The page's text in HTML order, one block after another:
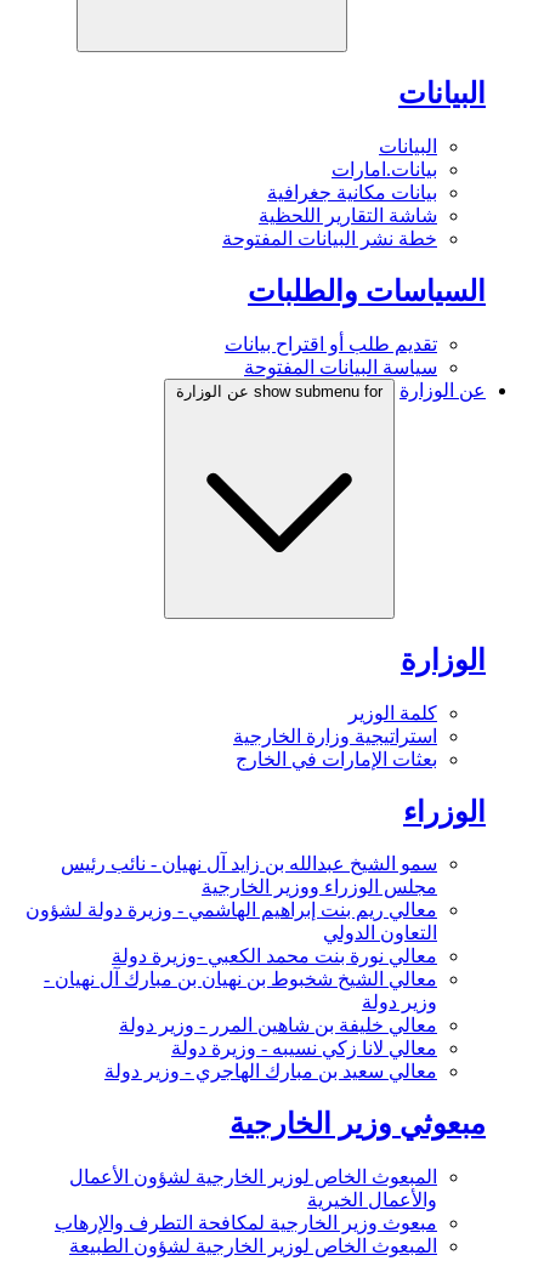
البيانات
البيانات
بيانات.امارات
بيانات مكانية جغرافية
شاشة التقارير اللحظية
خطة نشر البيانات المفتوحة
السياسات والطلبات
تقديم طلب أو اقتراح بيانات
سياسة البيانات المفتوحة
عن الوزارة
show submenu for عن الوزارة
الوزارة
كلمة الوزير
استراتيجية وزارة الخارجية
بعثات الإمارات في الخارج
الوزراء
سمو الشيخ عبدالله بن زايد آل نهيان - نائب رئيس
مجلس الوزراء ووزير الخارجية
معالي ريم بنت إبراهيم الهاشمي - وزيرة دولة لشؤون
التعاون الدولي
معالي نورة بنت محمد الكعبي -وزيرة دولة
معالي الشيخ شخبوط بن نهيان بن مبارك آل نهيان -
وزير دولة
معالي خليفة بن شاهين المرر - وزير دولة
معالي لانا زكي نسيبه - وزيرة دولة
معالي سعيد بن مبارك الهاجري - وزير دولة
مبعوثي وزير الخارجية
المبعوث الخاص لوزير الخارجية لشؤون الأعمال
والأعمال الخيرية
مبعوث وزير الخارجية لمكافحة التطرف والإرهاب
المبعوث الخاص لوزير الخارجية لشؤون الطبيعة